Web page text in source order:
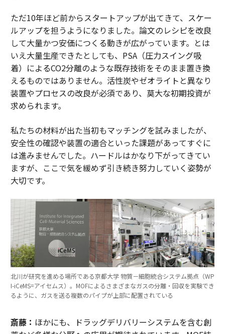
ただ10年ほど前からスタートアップが出てきて、スケー
ルアップを担うようになりました。論文のレシピを改良
して大量かつ安価につくる動きが広がっています。とは
いえ大量生産できたとしても、PSA（圧力スイング吸
着）によるCO2分離のような既存技術をそのまま置き換
えるものではありません。活性炭やゼオライトと異なり
装置やプロセスの改良が必須であり、莫大な初期投資が
求められます。
私たちの材料が出た当初もマッチングを試みましたが、
安全性の確認や装置の適合といった課題があってすぐに
は進みませんでした。ハードルはかなり下がってきてい
ますが、ここで気を緩めず引き続き努力していく姿勢が
大切です。
北川が研究を進める場所である京都大学 物質－細胞統合システム拠点（WP
I-iCeMS=アイセムス）。MOFによるさまざまなガスの分離・回収を実験でき
るように、ガスを送る複数のパイプが上部に配置されている
斎藤： ほかにも、ドラッグデリバリーシステムを含む創